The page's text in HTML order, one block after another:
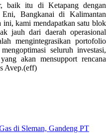
baik itu di Ketapang dengan
Bangkanai di Kalimantan
ini, kami mendapatkan satu blok
jauh dari daerah operasional
mengintegrasikan portofolio
seluruh investasi,
akan mensupport rencana
Avep.(eff)
di Sleman, Gandeng PT